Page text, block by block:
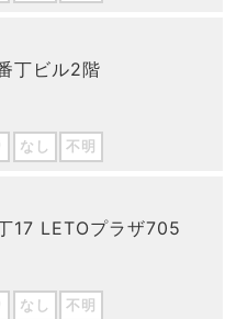
丁ビル2階
なし 不明
17 LETOプラザ705
なし 不明